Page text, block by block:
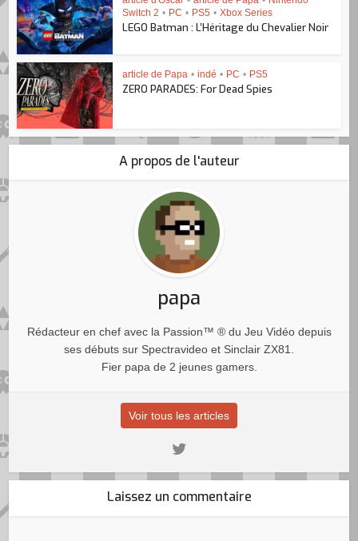
Switch 2 • PC • PS5 • Xbox Series
LEGO Batman : L’Héritage du Chevalier Noir
article de Papa • indé • PC • PS5
ZERO PARADES: For Dead Spies
A propos de l'auteur
papa
Rédacteur en chef avec la Passion™ ® du Jeu Vidéo depuis
ses débuts sur Spectravideo et Sinclair ZX81.
Fier papa de 2 jeunes gamers.
Voir tous les articles
Laissez un commentaire